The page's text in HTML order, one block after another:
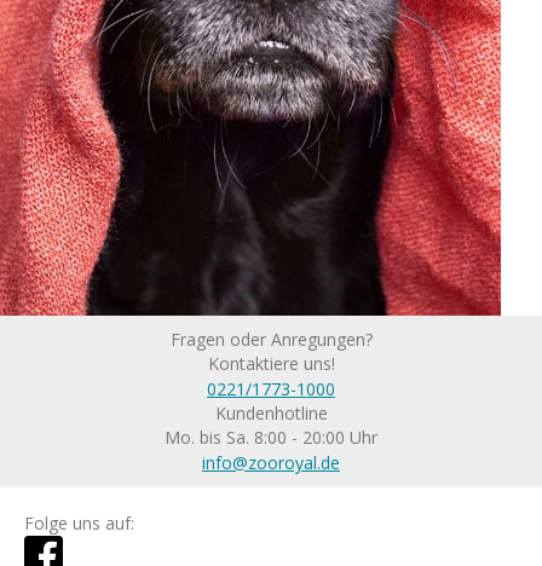
Fragen oder Anregungen?
Kontaktiere uns!
0221/1773-1000
Kundenhotline
Mo. bis Sa. 8:00 - 20:00 Uhr
info@zooroyal.de
Folge uns auf: